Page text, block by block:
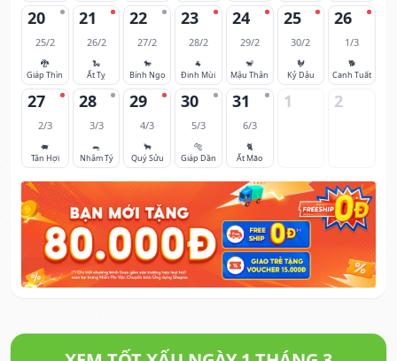
20
25/2
🐉
Giáp Thìn
21
26/2
🐍
Ất Tỵ
22
27/2
🐎
Bính Ngọ
23
28/2
🐐
Đinh Mùi
24
29/2
🐒
Mậu Thân
25
30/2
🐓
Kỷ Dậu
26
1/3
🐕
Canh Tuất
27
2/3
🐖
Tân Hợi
28
3/3
🐀
Nhâm Tý
29
4/3
🐂
Quý Sửu
30
5/3
🐅
Giáp Dần
31
6/3
🐈
Ất Mão
1 2